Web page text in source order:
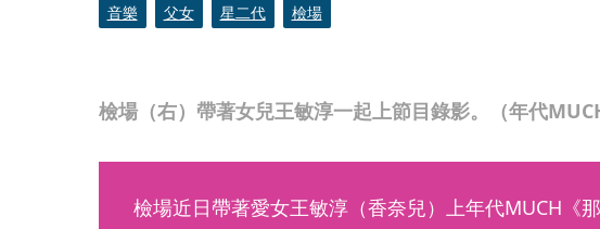
檢場（右）帶著女兒王敏淳一起上節目錄影。（年代
音樂 父女 星二代 檢場
檢場近日帶著愛女王敏淳（香奈兒）上年代MUCH《